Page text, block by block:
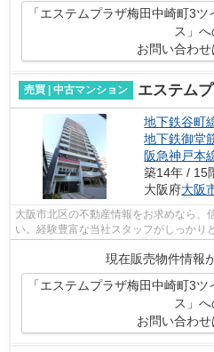
「エステムプラザ梅田中崎町3
ス」
お問い合わせ
売買 | 中古マンション エステムプラザ梅田中
地下鉄谷町
地下鉄御堂
阪急神戸本
築14年 / 15
大阪府大阪
大阪市北区の不動産情報をお求めなら、
い。経験豊富な当社スタッフがしっかり
現在販売物件情報
「エステムプラザ梅田中崎町3
ス」
お問い合わせ